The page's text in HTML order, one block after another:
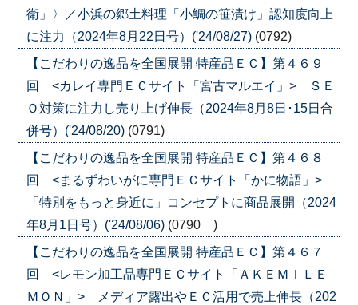
衛」〉／小浜の郷土料理「小鯛の笹漬け」認知度向上
に注力（2024年8月22日号）('24/08/27) (0792)
【こだわりの逸品を全国展開 特産品ＥＣ】第４６９
回 <カレイ専門ＥＣサイト「宮古マルエイ」> ＳＥ
Ｏ対策に注力し売り上げ伸長（2024年8月8日･15日合
併号）('24/08/20) (0791)
【こだわりの逸品を全国展開 特産品ＥＣ】第４６８
回 <まるずわいがに専門ＥＣサイト「かに物語」>
「特別をもっと身近に」コンセプトに商品展開（2024
年8月1日号）('24/08/06) (0790 )
【こだわりの逸品を全国展開 特産品ＥＣ】第４６７
回 <レモン加工品専門ＥＣサイト「ＡＫＥＭＩＬＥ
ＭＯＮ」> メディア露出やＥＣ活用で売上伸長（202